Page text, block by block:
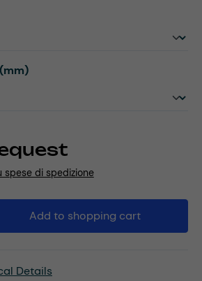
spese di spedizione
Enter the desired
Add to shopping cart
Details